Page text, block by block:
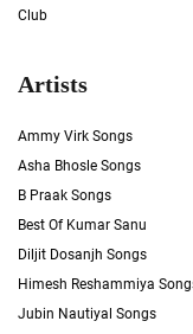
Club
Artists
Ammy Virk Songs
Asha Bhosle Songs
B Praak Songs
Best Of Kumar Sanu
Diljit Dosanjh Songs
Himesh Reshammiya
Jubin Nautiyal Songs